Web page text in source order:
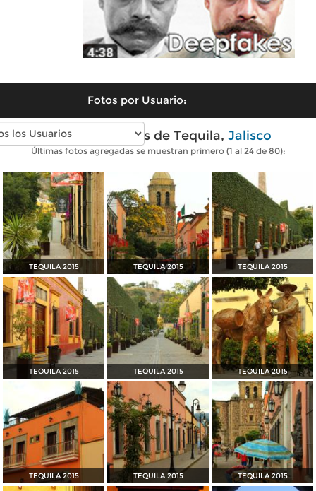
Fotos por Usuario:
Fotos modernas de Tequila, Jalisco
Últimas fotos agregadas se muestran primero (1 al 24 de 80):
TEQUILA 2015 TEQUILA 2015 TEQUILA 2015
TEQUILA 2015 TEQUILA 2015 TEQUILA 2015
TEQUILA 2015 TEQUILA 2015 TEQUILA 2015